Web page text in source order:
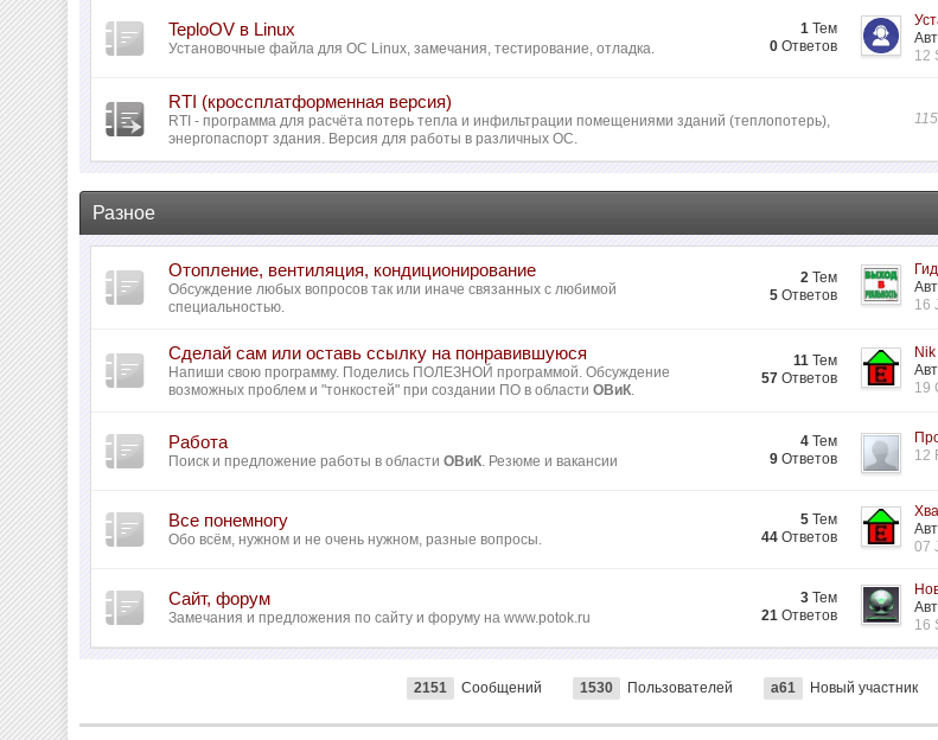
TeploOV в Linux
Установочные файла для ОС Linux, замечания, тестирование, отладка.
1 Тем
0 Ответов
12
RTI (кроссплатформенная версия)
RTI - программа для расчёта потерь тепла и инфильтрации помещениями зданий (теплопотерь),
энергопаспорт здания. Версия для работы в различных ОС.
Разное
Отопление, вентиляция, кондиционирование
Обсуждение любых вопросов так или иначе связанных с любимой
специальностью.
2 Тем
5 Ответов
16
Сделай сам или оставь ссылку на понравившуюся
Напиши свою программу. Поделись ПОЛЕЗНОЙ программой. Обсуждение
возможных проблем и "тонкостей" при создании ПО в областиОВиК.
11 Тем
57 Ответов
Nik
19
Работа
Поиск и предложение работы в областиОВиК. Резюме и вакансии
4 Тем
9 Ответов
12
Все понемногу
Обо всём, нужном и не очень нужном, разные вопросы.
5 Тем
44 Ответов
07
Сайт, форум
Замечания и предложения по сайту и форуму на www.potok.ru
3 Тем
21 Ответов
16
2151 Сообщений 1530 Пользователей a61 Новый участник